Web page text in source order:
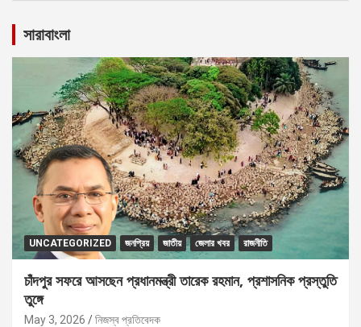
সারাবাংলা
UNCATEGORIZED জনপ্রিয় জাতীয় জেলার খবর রাজনীতি
চাঁদপুর সফরে আসছেন প্রধানমন্ত্রী তারেক রহমান, প্রশাসনিক প্রস্তুতি
তুঙ্গে
May 3, 2026 নিজস্ব প্রতিবেদক